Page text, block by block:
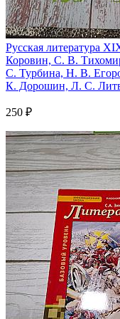
Русская литература
Коровин, С. В.
С. Турбина, Н. В.
К. Дорошин, Л. С.
250 ₽